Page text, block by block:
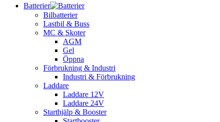
Batterier
Bilbatterier
Lastbil & Buss
MC & Skoter
AGM
Gel
Öppna
Förbrukning & Industri
Industri & Förbrukning
Laddare
Laddare 12V
Laddare 24V
Starthjälp & Booster